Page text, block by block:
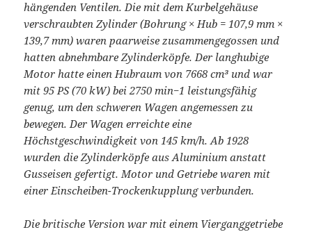
hängenden Ventilen. Die mit dem Kurbelgehäuse
verschraubten Zylinder (Bohrung × Hub = 107,9 mm ×
139,7 mm) waren paarweise zusammengegossen und
hatten abnehmbare Zylinderköpfe. Der langhubige
Motor hatte einen Hubraum von 7668 cm³ und war
mit 95 PS (70 kW) bei 2750 min−1 leistungsfähig
genug, um den schweren Wagen angemessen zu
bewegen. Der Wagen erreichte eine
Höchstgeschwindigkeit von 145 km/h. Ab 1928
wurden die Zylinderköpfe aus Aluminium anstatt
Gusseisen gefertigt. Motor und Getriebe waren mit
einer Einscheiben-Trockenkupplung verbunden.
Die britische Version war mit einem Vierganggetriebe